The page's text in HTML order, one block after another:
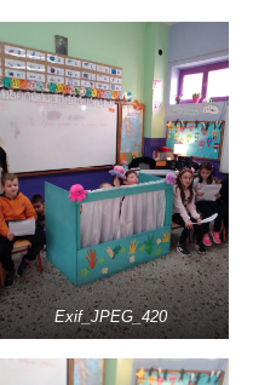
Exif_JPEG_420